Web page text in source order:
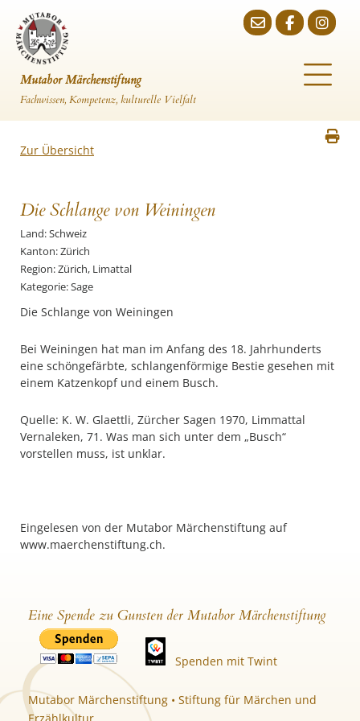
Mutabor Märchenstiftung
Fachwissen, Kompetenz, kulturelle Vielfalt
Zur Übersicht
Die Schlange von Weiningen
Land: Schweiz
Kanton: Zürich
Region: Zürich, Limattal
Kategorie: Sage
Die Schlange von Weiningen
Bei Weiningen hat man im Anfang des 18. Jahrhunderts
eine schöngefärbte, schlangenförmige Bestie gesehen mit
einem Katzenkopf und einem Busch.
Quelle: K. W. Glaettli, Zürcher Sagen 1970, Limmattal
Vernaleken, 71. Was man sich unter dem „Busch“
vorstellen muss, ist unklar.
Eingelesen von der Mutabor Märchenstiftung auf
www.maerchenstiftung.ch.
Eine Spende zu Gunsten der Mutabor Märchenstiftung
Spenden mit Twint
Mutabor Märchenstiftung • Stiftung für Märchen und